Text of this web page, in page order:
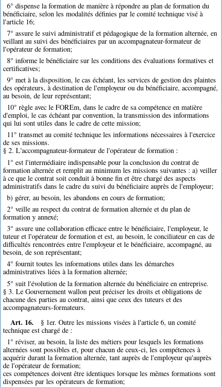
6° dispense la formation de manière à répondre au plan de formation du
bénéficiaire, selon les modalités définies par le comité technique visé à
l'article 16;
7° assure le suivi administratif et pédagogique de la formation alternée, en
veillant au suivi des bénéficiaires par un accompagnateur-formateur de
l'opérateur de formation;
8° informe le bénéficiaire sur les conditions des évaluations formatives et
certificatives;
9° met à la disposition, le cas échéant, les services de gestion des plaintes
des opérateurs, à destination de l'employeur ou du bénéficiaire, accompagné,
au besoin, de leur représentant;
10° règle avec le FOREm, dans le cadre de sa compétence en matière
d'emploi, le cas échéant par convention, la transmission des informations
qui lui sont utiles dans le cadre de cette mission;
11° transmet au comité technique les informations nécessaires à l'exercice
de ses missions.
§ 2. L'accompagnateur-formateur de l'opérateur de formation :
1° est l'intermédiaire indispensable pour la conclusion du contrat de
formation alternée et remplit au minimum les missions suivantes : a) veiller
à ce que le contrat soit conduit à bonne fin et être chargé des aspects
administratifs dans le cadre du suivi du bénéficiaire auprès de l'employeur;
b) gérer, au besoin, les abandons en cours de formation;
2° veille au respect du contrat de formation alternée et du plan de
formation y annexé;
3° assure une collaboration efficace entre le bénéficiaire, l'employeur, le
tuteur et l'opérateur de formation et est, au besoin, le conciliateur en cas de
difficultés rencontrées entre l'employeur et le bénéficiaire, accompagné, au
besoin, de son représentant;
4° fournit toutes les informations utiles dans les démarches
administratives liées à la formation alternée;
5° suit l'évolution de la formation alternée du bénéficiaire en entreprise.
§ 3. Le Gouvernement wallon peut préciser les droits et obligations de
chacune des parties au contrat, ainsi que ceux des tuteurs et des
accompagnateurs-formateurs.
Art. 16.
§ 1er. Outre les missions visées à l'article 6, un comité
technique est chargé de :
1° réviser, au besoin, la liste des métiers pour lesquels les formations
alternées sont possibles et, pour chacun de ceux-ci, les compétences à
acquérir durant la formation alternée, tant auprès de l'employeur qu'auprès
de l'opérateur de formation;
ces compétences doivent être identiques lorsque les mêmes formations sont
dispensées par les opérateurs de formation;